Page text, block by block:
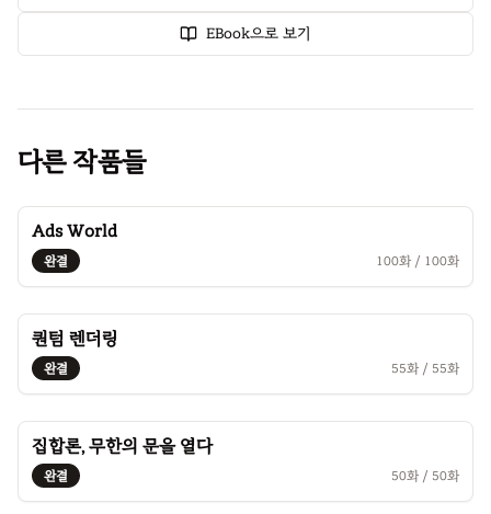
EBook으로 보기
다른 작품들
Ads World
완결 100화 / 100화
퀀텀 렌더링
완결 55화 / 55화
집합론, 무한의 문을 열다
완결 50화 / 50화